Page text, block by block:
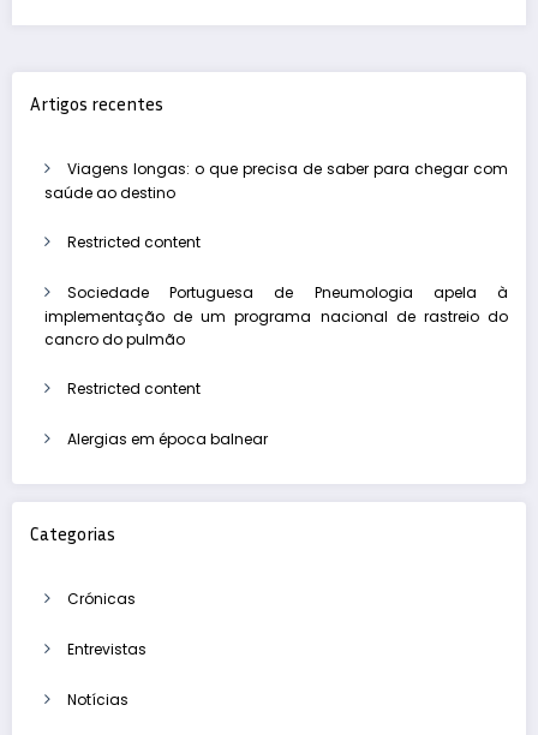
Artigos recentes
Viagens longas: o que precisa de saber para chegar com
saúde ao destino
Restricted content
Sociedade Portuguesa de Pneumologia apela à
implementação de um programa nacional de rastreio do
cancro do pulmão
Restricted content
Alergias em época balnear
Categorias
Crónicas
Entrevistas
Notícias